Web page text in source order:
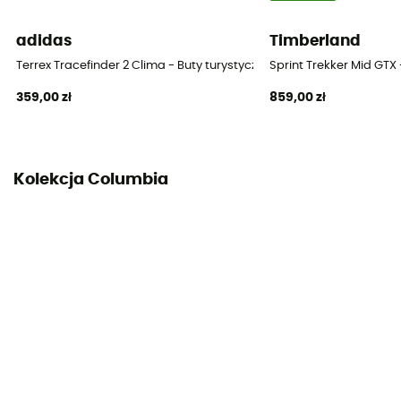
Sznurówki
adidas
Terrex Tracefinder 2 Clima - Buty turystyczne meskie
359,00 zł
Timberland
Sprint Trekker Mid
859,00 zł
Kolekcja Columbia